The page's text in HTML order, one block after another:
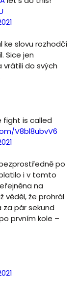
slovu rozhodčí
Sice jen
vrátili do svých
fight is called
V8bl8ubvV6
po
i v tomto
na
věděl, že prohrál
pár sekund
prvním kole –